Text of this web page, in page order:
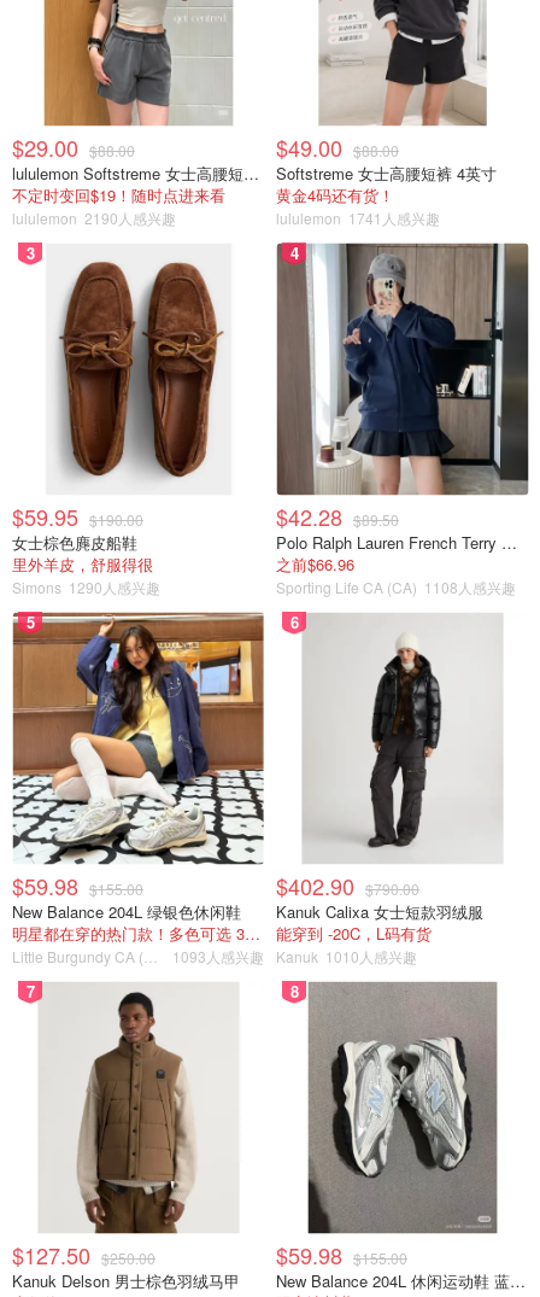
$29.00 $88.00
lululemon Softstreme 女士高腰短裤 10cm
不定时变回$19！随时点进来看
lululemon 2190人感兴趣
$49.00 $88.00
Softstreme 女士高腰短裤 4英寸
黄金4码还有货！
lululemon 1741人感兴趣
3
$59.95 $190.00
女士棕色麂皮船鞋
里外羊皮，舒服得很
Simons 1290人感兴趣
4
$42.28 $89.50
Polo Ralph Lauren French Terry 女童连帽卫衣 7-16码
之前$66.96
Sporting Life CA (CA) 1108人感兴趣
5
$59.98 $155.00
New Balance 204L 绿银色休闲鞋
明星都在穿的热门款！多色可选 3.8折
1093人感兴趣
6
$402.90 $790.00
Kanuk Calixa 女士短款羽绒服
能穿到 -20C，L码有货
Kanuk 1010人感兴趣
7
$127.50 $250.00
Kanuk Delson 男士棕色羽绒马甲
8
$59.98 $155.00
New Balance 204L 休闲运动鞋 蓝银色